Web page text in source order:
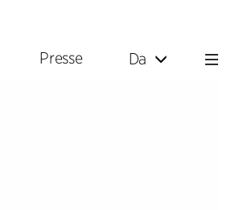
Presse Da